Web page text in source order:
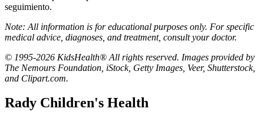
seguimiento.
Note: All information is for educational purposes only. For specific
medical advice, diagnoses, and treatment, consult your doctor.
© 1995-2026 KidsHealth® All rights reserved. Images provided by
The Nemours Foundation, iStock, Getty Images, Veer, Shutterstock,
and Clipart.com.
Rady Children's Health